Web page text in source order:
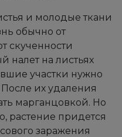
и молодые ткани
обычно от
скученности
налет на листьях
участки нужно
их удаления
марганцовкой. Но
растение придется
заражения